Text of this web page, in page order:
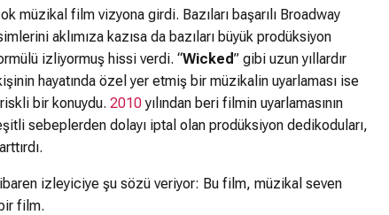
müzikal film vizyona girdi. Bazıları başarılı Broadway
aklımıza kazısa da bazıları büyük prodüksiyon
izliyormuş hissi verdi. “Wicked” gibi uzun yıllardır
hayatında özel yer etmiş bir müzikalin uyarlaması ise
bir konuydu. 2010yılından beri filmin uyarlamasının
sebeplerden dolayı iptal olan prodüksiyon dedikoduları,
izleyiciye şu sözü veriyor: Bu film, müzikal seven
film.